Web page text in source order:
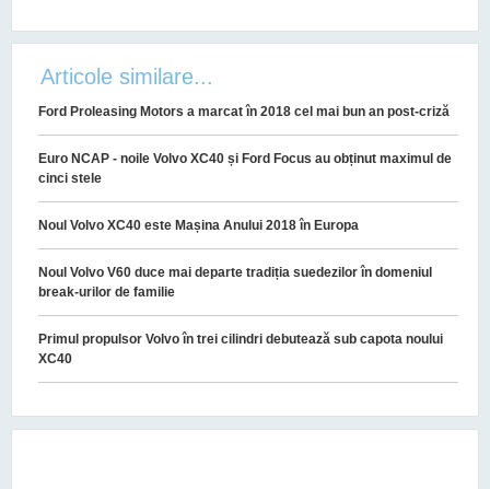
Articole similare...
Ford Proleasing Motors a marcat în 2018 cel mai bun an post-criză
Euro NCAP - noile Volvo XC40 și Ford Focus au obținut maximul de
cinci stele
Noul Volvo XC40 este Mașina Anului 2018 în Europa
Noul Volvo V60 duce mai departe tradiția suedezilor în domeniul
break-urilor de familie
Primul propulsor Volvo în trei cilindri debutează sub capota noului
XC40